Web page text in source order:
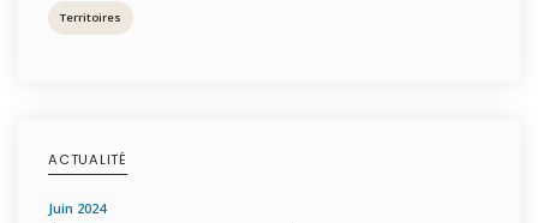
Territoires
ACTUALITÉ
juin 2024